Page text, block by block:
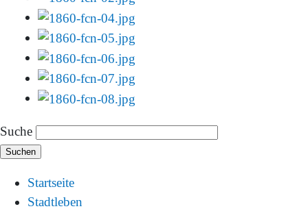
Suche
Startseite
Stadtleben